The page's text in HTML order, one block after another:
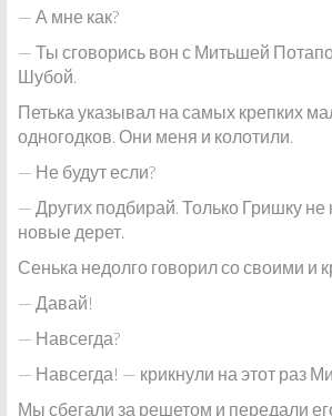
— А мне как?
— Ты сговорись вон с Митьшей
Шубой.
Петька указывал на самых крепких
одногодков. Они меня и колотили.
— Не будут если?
— Других подбирай. Только Гришку
новые дерет.
Сенька недолго говорил со своими и
— Давай!
— Навсегда?
— Навсегда! — крикнули на этот раз
Мы сбегали за решетом и передали